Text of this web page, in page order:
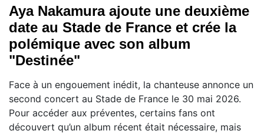
Aya Nakamura ajoute une deuxième
date au Stade de France et crée la
polémique avec son album
"Destinée"
Face à un engouement inédit, la chanteuse annonce un
second concert au Stade de France le 30 mai 2026.
Pour accéder aux préventes, certains fans ont
découvert qu’un album récent était nécessaire, mais